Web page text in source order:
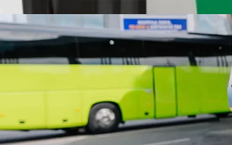
vás dostanou z Pludmales
si naše vozy XL až pro 6 osob.
Zkuste prémiová vozidla Bolt.
si jízdu vhodnou pro děti s podsedákem.
Zkuste naše jízdy vhodné pro domácí